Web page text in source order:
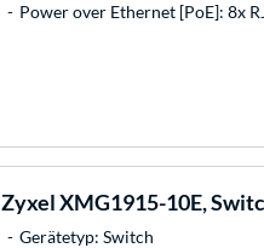
Power over Ethernet [PoE]: 8x
ZyxelXMG1915-10E,
Gerätetyp: Switch